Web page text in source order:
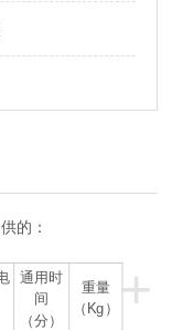
的：
+
通用时
间
（分）
重量
（Kg）